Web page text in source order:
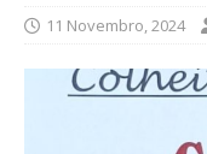
11 Novembro, 2024